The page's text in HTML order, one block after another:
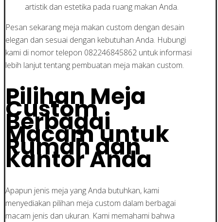
artistik dan estetika pada ruang makan Anda.
Pesan sekarang meja makan custom dengan desain
elegan dan sesuai dengan kebutuhan Anda. Hubungi
kami di nomor telepon 082246845862 untuk informasi
lebih lanjut tentang pembuatan meja makan custom.
Pilihan Meja
Custom
Berbagai
Macam untuk
Rumah dan
Kantor Anda
Apapun jenis meja yang Anda butuhkan, kami
menyediakan pilihan meja custom dalam berbagai
macam jenis dan ukuran. Kami memahami bahwa